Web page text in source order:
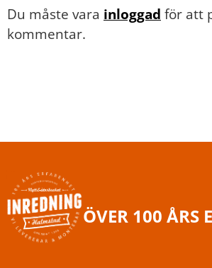
Du måste vara inloggad för att
kommentar.
ÖVER 100 ÅRS